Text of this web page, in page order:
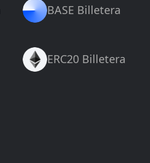
BASE Billetera
ERC20 Billetera